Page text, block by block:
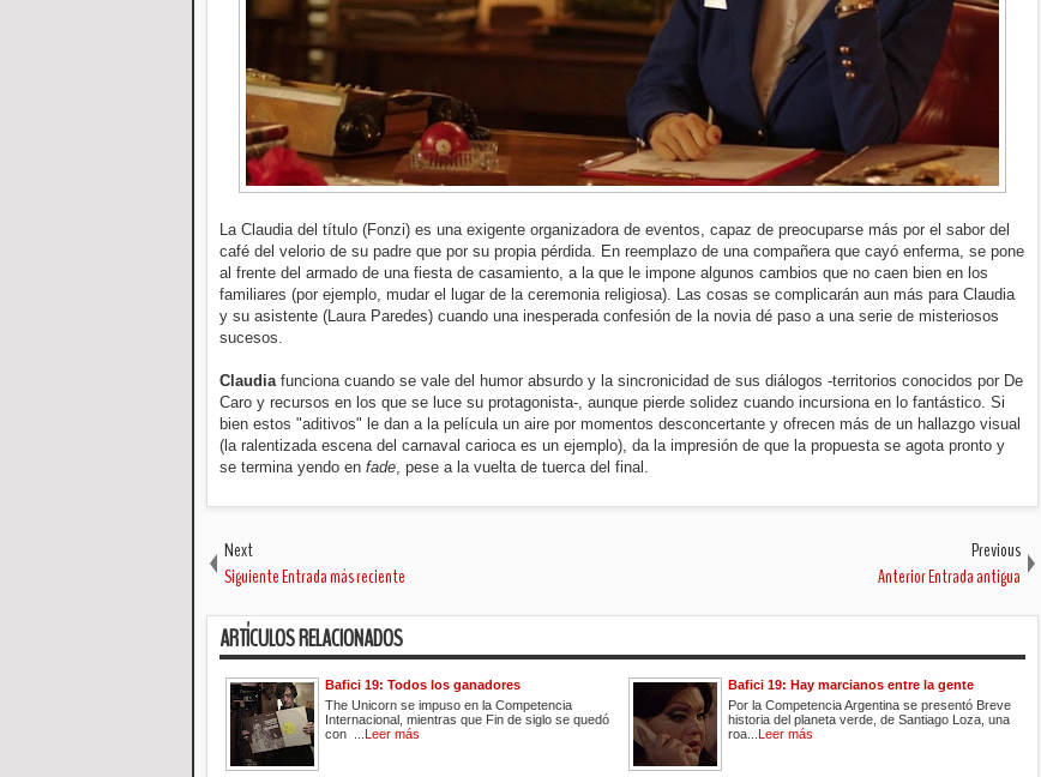
La Claudia del título (Fonzi) es una exigente organizadora de eventos, capaz de preocuparse más por el sabor del
café del velorio de su padre que por su propia pérdida. En reemplazo de una compañera que cayó enferma, se pone
al frente del armado de una fiesta de casamiento, a la que le impone algunos cambios que no caen bien en los
familiares (por ejemplo, mudar el lugar de la ceremonia religiosa). Las cosas se complicarán aun más para Claudia
y su asistente (Laura Paredes) cuando una inesperada confesión de la novia dé paso a una serie de misteriosos
sucesos.
Claudiafunciona cuando se vale del humor absurdo y la sincronicidad de sus diálogos -territorios conocidos por De
Caro y recursos en los que se luce su protagonista-, aunque pierde solidez cuando incursiona en lo fantástico. Si
bien estos "aditivos" le dan a la película un aire por momentos desconcertante y ofrecen más de un hallazgo visual
(la ralentizada escena del carnaval carioca es un ejemplo), da la impresión de que la propuesta se agota pronto y
se termina yendo en fade, pese a la vuelta de tuerca del final.
Next
Siguiente Entrada más reciente
Previous
Anterior Entrada antigua
ARTÍCULOS RELACIONADOS
Bafici 19: Todos los ganadores
The Unicorn se impuso en la Competencia
Internacional, mientras que Fin de siglo se quedó
con ...
Leer más
Bafici 19: Hay marcianos entre la gente
Por la Competencia Argentina se presentó Breve
historia del planeta verde, de Santiago Loza, una
roa...
Leer más